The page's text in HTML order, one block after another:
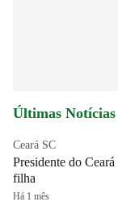
Últimas Notícias
Ceará SC
Presidente do
filha
Há 1 mês